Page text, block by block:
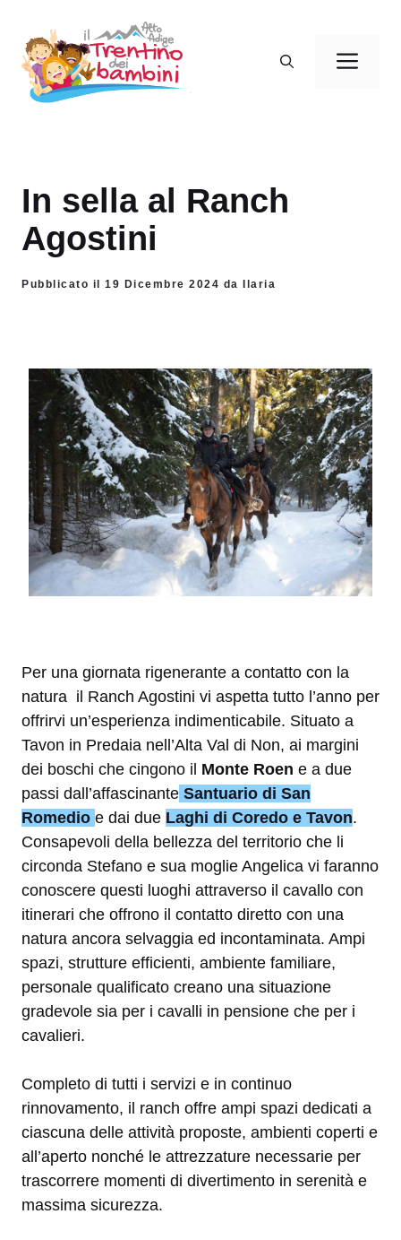
contenuto
In sella al Ranch
Agostini
Pubblicato il 19 Dicembre 2024 da Ilaria
Per una giornata rigenerante a contatto con la
natura il Ranch Agostini vi aspetta tutto l’anno per
offrirvi un’esperienza indimenticabile. Situato a
Tavon in Predaia nell’Alta Val di Non, ai margini
dei boschi che cingono il Monte Roen e a due
passi dall’affascinante Santuario di San
Romedio e dai due Laghi di Coredo e Tavon.
Consapevoli della bellezza del territorio che li
circonda Stefano e sua moglie Angelica vi faranno
conoscere questi luoghi attraverso il cavallo con
itinerari che offrono il contatto diretto con una
natura ancora selvaggia ed incontaminata. Ampi
spazi, strutture efficienti, ambiente familiare,
personale qualificato creano una situazione
gradevole sia per i cavalli in pensione che per i
cavalieri.
Completo di tutti i servizi e in continuo
rinnovamento, il ranch offre ampi spazi dedicati a
ciascuna delle attività proposte, ambienti coperti e
all’aperto nonché le attrezzature necessarie per
trascorrere momenti di divertimento in serenità e
massima sicurezza.